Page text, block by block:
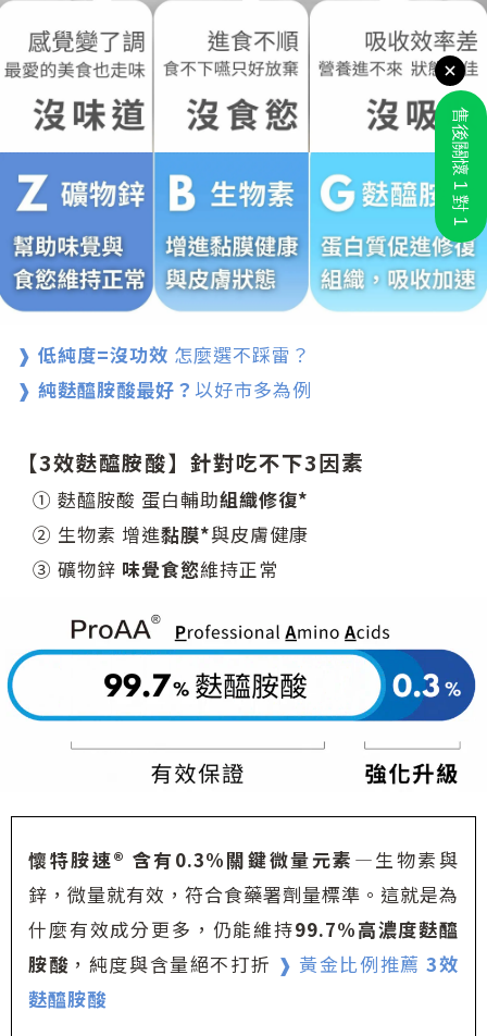
❱ 低純度=沒功效 怎麼選不踩雷？
❱ 純麩醯胺酸最好？ 以好市多為例
【3效麩醯胺酸】針對吃不下3因素
① 麩醯胺酸 蛋白輔助組織修復*
② 生物素 增進黏膜*與皮膚健康
③ 礦物鋅 味覺食慾維持正常
懷特胺速® 含有0.3%關鍵微量元素 —生物素與
鋅，微量就有效，符合食藥署劑量標準。這就是為
什麼有效成分更多，仍能維持99.7%高濃度麩醯
胺酸 ，純度與含量絕不打折 ❱ 黃金比例推薦 3效
麩醯胺酸